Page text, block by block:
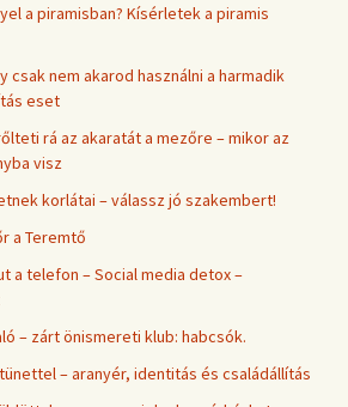
a piramisban? Kísérletek a piramis
nem akarod használni a harmadik
eset
rá az akaratát a mezőre – mikor az
visz
korlátai – válassz jó szakembert!
a Teremtő
a telefon – Social media detox –
– zárt önismereti klub: habcsók.
– aranyér, identitás és családállítás